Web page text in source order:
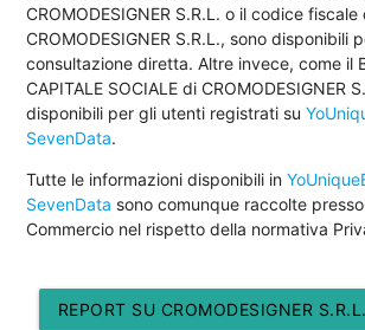
CROMODESIGNER S.R.L. o il codice fiscale
CROMODESIGNER S.R.L., sono disponibili
consultazione diretta. Altre invece, come il
CAPITALE SOCIALE di CROMODESIGNER
disponibili per gli utenti registrati su
SevenData.
Tutte le informazioni disponibili in
SevenData sono comunque raccolte
Commercio nel rispetto della normativa
REPORT SU CROMODESIGNER S.R.L.